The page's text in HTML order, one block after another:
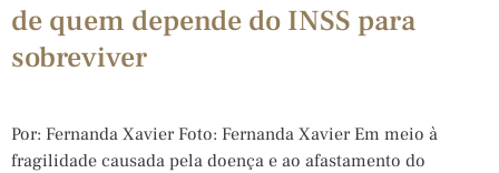
de quem depende do INSS para
sobreviver
Por: Fernanda Xavier Foto: Fernanda Xavier Em meio à
fragilidade causada pela doença e ao afastamento do